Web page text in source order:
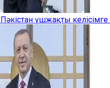
үшжақты